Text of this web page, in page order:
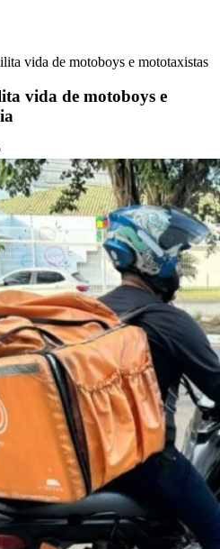
vida de motoboys e mototaxistas
vida de motoboys e